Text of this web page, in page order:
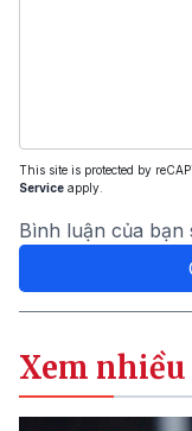
This site is protected by
Service apply.
Bình luận của
Xem nhiều